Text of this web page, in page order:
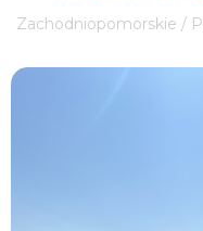
Zachodniopomorskie /